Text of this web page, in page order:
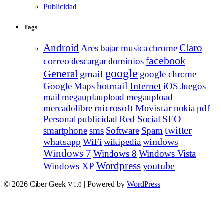
Publicidad
Tags
AndroidAresbajar musicachromeClaro
correodescargardominiosfacebook
General gmail google google chrome
Google Mapshotmail InternetiOS Juegos
mailmegauplauploadmegaupload
mercadolibremicrosoftMovistarnokiapdf
PersonalpublicidadRed Social SEO
smartphonesms Software Spamtwitter
whatsappWiFiwikipediawindows
Windows 7 Windows 8 Windows Vista
Windows XP Wordpressyoutube
© 2026 Ciber Geek V 1.0 | Powered by WordPress